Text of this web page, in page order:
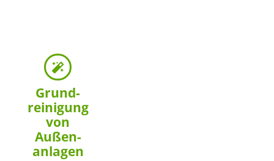
Grund­
reinigung
von
Außen­­
anlagen